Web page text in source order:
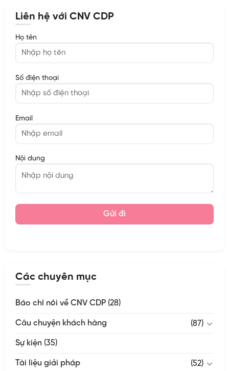
Liên hệ với CNV CDP
Họ tên
Số điện thoại
Email
Nội dung
Các chuyên mục
Báo chí nói về CNV CDP(28)
Câu chuyện khách hàng (87)
Sự kiện(35)
Tài liệu giải pháp (52)